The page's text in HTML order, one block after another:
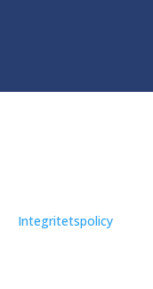
Integritetspolicy